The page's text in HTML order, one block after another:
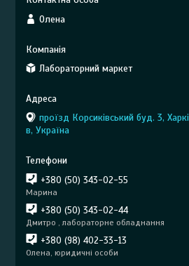
Олена
Лабораторний маркет
проїзд Корсиківський буд. 3, Харкі
в, Україна
+380 (50) 343-02-55
Марина
+380 (50) 343-02-44
Дмитро , лабораторне обладнання
+380 (98) 402-33-13
Олена, юридичні особи